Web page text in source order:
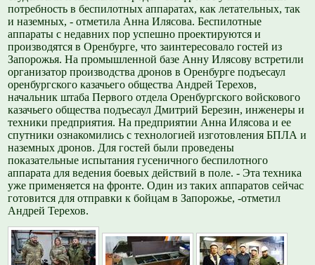
потребность в беспилотных аппаратах, как летательных, так
и наземных, - отметила Анна Илясова. Беспилотные
аппараты с недавних пор успешно проектируются и
производятся в Оренбурге, что заинтересовало гостей из
Запорожья. На промышленной базе Анну Илясову встретили
организатор производства дронов в Оренбурге подъесаул
оренбургского казачьего общества Андрей Терехов,
начальник штаба Первого отдела Оренбургского войскового
казачьего общества подъесаул Дмитрий Березин, инженеры и
техники предприятия. На предприятии Анна Илясова и ее
спутники ознакомились с технологией изготовления БПЛА и
наземных дронов. Для гостей были проведены
показательные испытания гусеничного беспилотного
аппарата для ведения боевых действий в поле. - Эта техника
уже применяется на фронте. Один из таких аппаратов сейчас
готовится для отправки к бойцам в Запорожье, -отметил
Андрей Терехов.